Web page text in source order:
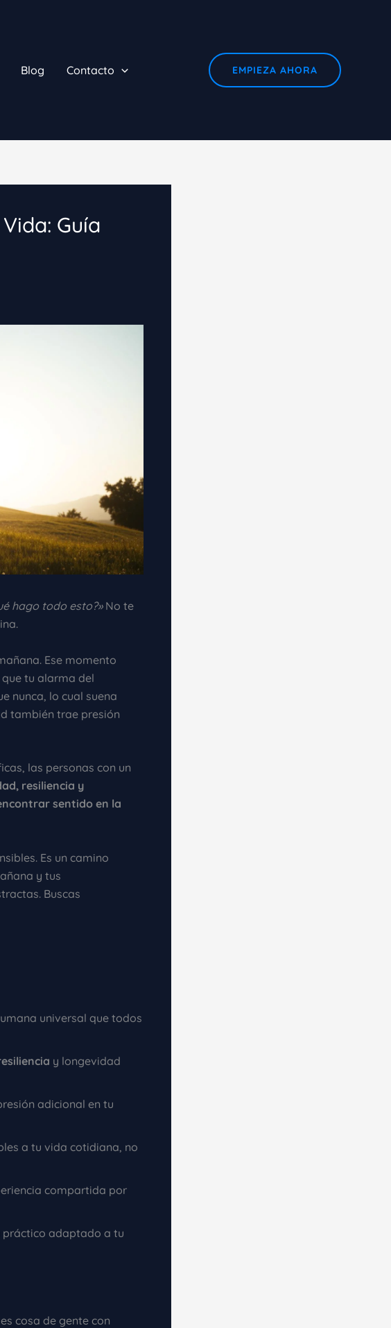
Blog Contacto EMPIEZA AHORA
Guía
hago todo esto?»No te
Ese momento
tu alarma del
nunca, lo cual suena
también trae presión
las personas con un
resiliencia y
sentido en la
Es un camino
y tus
Buscas
universal que todos
y longevidad
adicional en tu
a tu vida cotidiana, no
compartida por
práctico adaptado a tu
cosa de gente con